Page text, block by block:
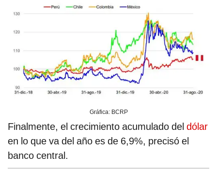
Gráfica: BCRP
Finalmente, el crecimiento acumulado del dólar
en lo que va del año es de 6,9%, precisó el
banco central.